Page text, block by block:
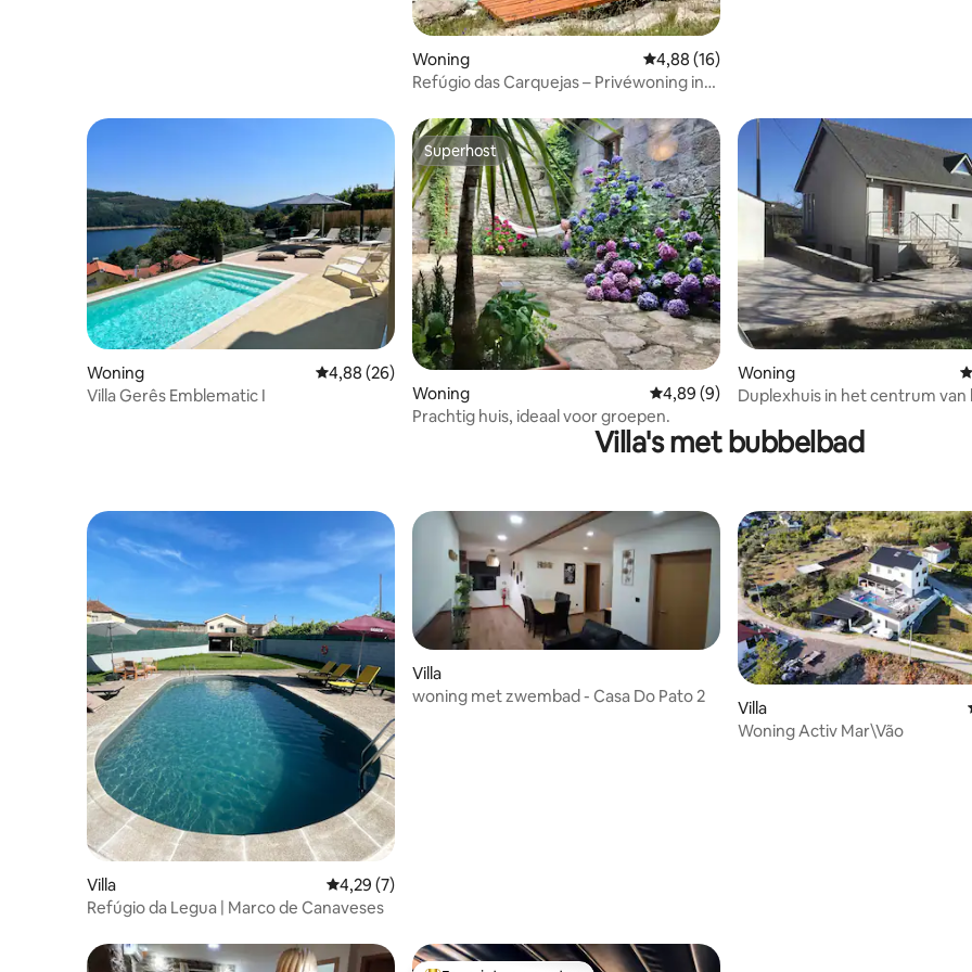
Woning Gemiddelde beoordeling van 4,88 uit 5, 16
4,88 (16)
Refúgio das Carquejas – Privéwoning in
Woning Gemiddelde beoordeling van 4,88 uit 5, 26 recensies
4,88 (26)
Villa Gerês Emblematic I
Superhost
Superhost
Woning Gemiddelde beoordeling van 4,89 uit 5, 9
4,89 (9)
Prachtig huis, ideaal voor groepen.
Woning
Duplexhuis in het centrum
Villa's met bubbelbad
Villa Gemiddelde beoordeling van 4,29 uit 5, 7 recensies
4,29 (7)
Refúgio da Legua | Marco de Canaveses
Villa
woning met zwembad - Casa Do Pato 2
Villa
Woning Activ Mar\Vão